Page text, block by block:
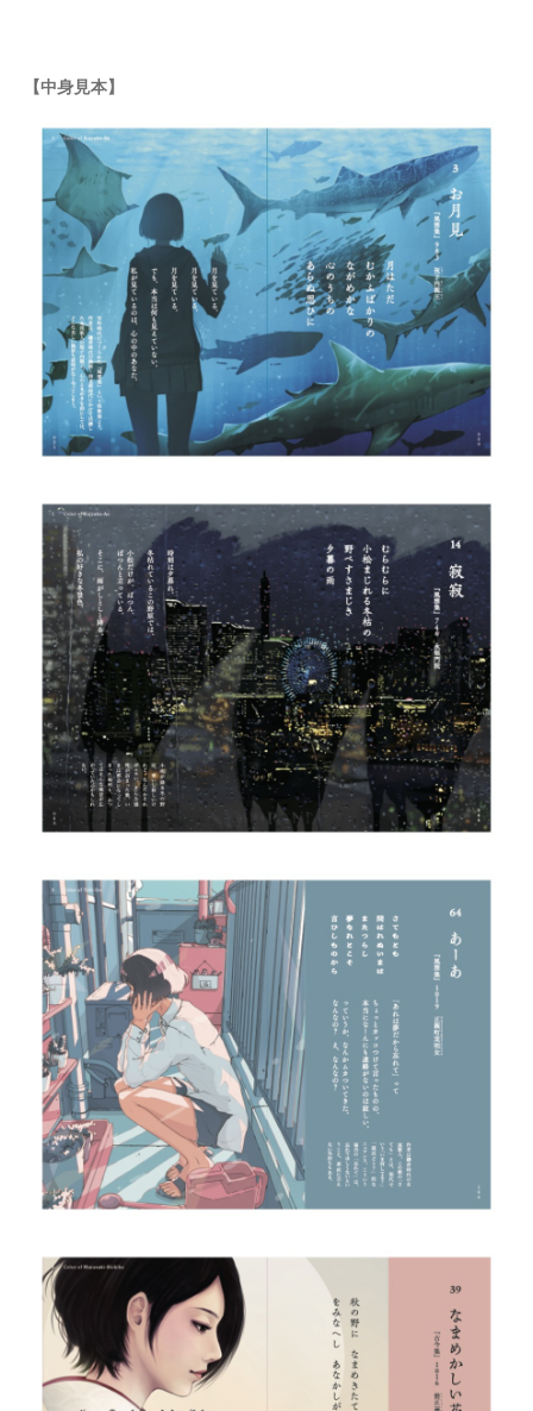
【中身見本】